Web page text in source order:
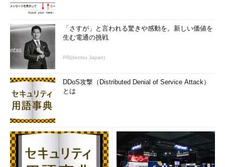
るので注意
DiskPart はディスクを正常にクリーンな状態にしました。
結果
list disk …内容の再確認
Disk ### Status Size Free Dyn Gpt
-------- --------------- ------- ------- --- ---
Disk 0 オンライン 233 GB 0 B
* Disk 1 オンライン 466 GB 466 GB…全部空き領域
になっている
「さすが」と言われる驚きや感動を。新しい価値を
生む電通の挑戦
PR(dentsu Japan)
DDoS攻撃（Distributed Denial of Service Attack）
とは